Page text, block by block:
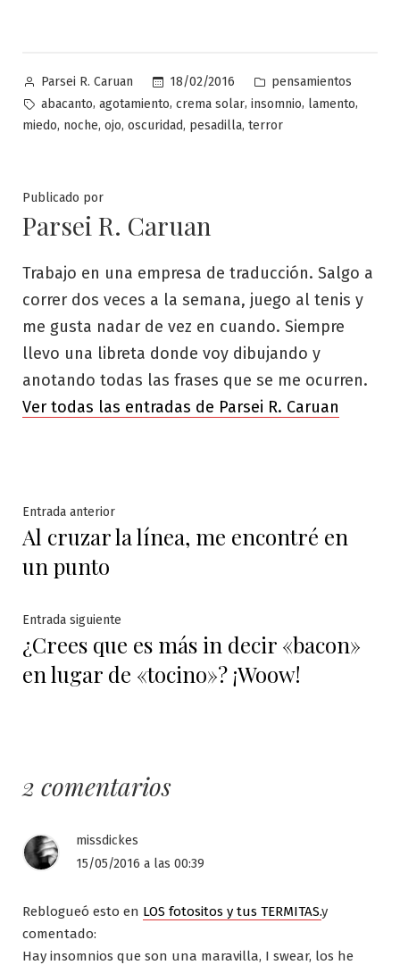
Publicado
por
Parsei R. Caruan 18/02/2016
Publicado
en
pensamientos
Etiquetas:
abacanto, agotamiento, crema solar, insomnio, lamento,
miedo, noche, ojo, oscuridad, pesadilla, terror
Publicado por
Parsei R. Caruan
Trabajo en una empresa de traducción. Salgo a
correr dos veces a la semana, juego al tenis y
me gusta nadar de vez en cuando. Siempre
llevo una libreta donde voy dibujando y
anotando todas las frases que se me ocurren.
Ver todas las entradas de Parsei R. Caruan
Navegación
de
entradas
Entrada anteriorEntrada
anterior:
Al cruzar la línea, me encontré en
un punto
Entrada siguiente
siguiente:
¿Crees que es más in decir «bacon»
en lugar de «tocino»? ¡Woow!
2 comentarios
missdickes
15/05/2016 a las 00:39
Reblogueó esto en LOS fotositos y tus TERMITAS.y
comentado:
Hay insomnios que son una maravilla, I swear, los he